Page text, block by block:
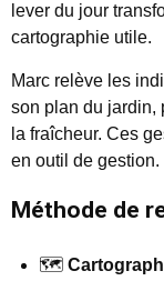
lever du jour
cartographie utile.
Marc relève les
son plan du jardin,
la fraîcheur. Ces
en outil de gestion.
Méthode de
🗺️